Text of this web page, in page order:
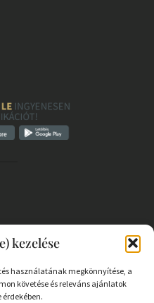
kezelése
használatának megkönnyítése, a
követése és releváns ajánlatok
érdekében.